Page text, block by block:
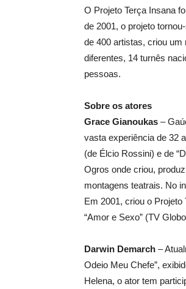
O Projeto Terça Insana
de 2001, o projeto
de 400 artistas, criou um
diferentes, 14 turnês
pessoas.
Sobre os atores
Grace Gianoukas –
vasta experiência de 32
(de Élcio Rossini) e de
Ogros onde criou,
montagens teatrais. No
Em 2001, criou o
“Amor e Sexo” (TV
Darwin Demarch –
Odeio Meu Chefe”,
Helena, o ator tem